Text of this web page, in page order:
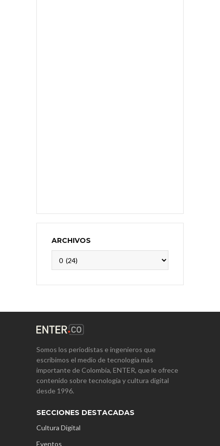
ARCHIVOS
Somos los periodistas e ingenieros que
escribimos el medio de tecnología más
importante de Colombia, ENTER, que le ofrece
contenido sobre tecnología y cultura digital
desde 1996.
SECCIONES DESTACADAS
Cultura Digital
Eventos